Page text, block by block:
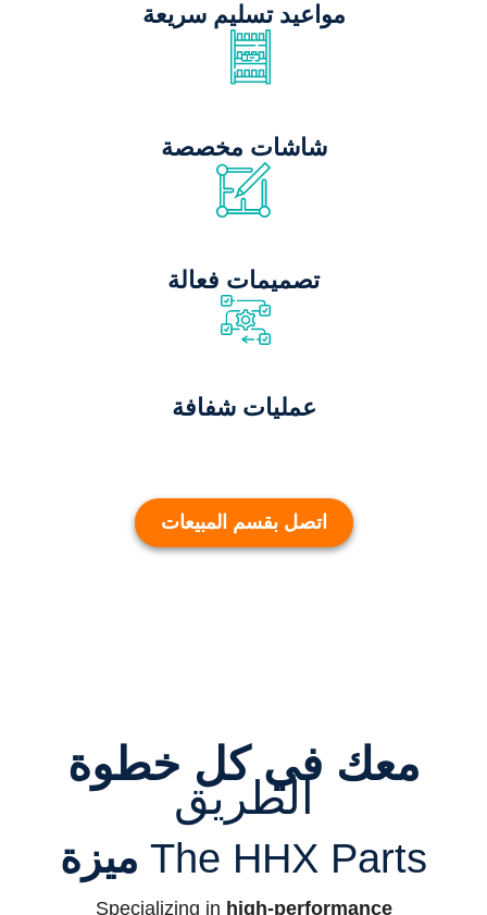
مواعيد تسليم سريعة
شاشات مخصصة
تصميمات فعالة
عمليات شفافة
اتصل بقسم المبيعات
معك في كل خطوة
الطريق
The HHX Parts ميزة
Specializing in high-performance